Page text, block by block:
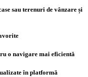
sau terenuri de vânzare și
o navigare mai eficientă
în platformă